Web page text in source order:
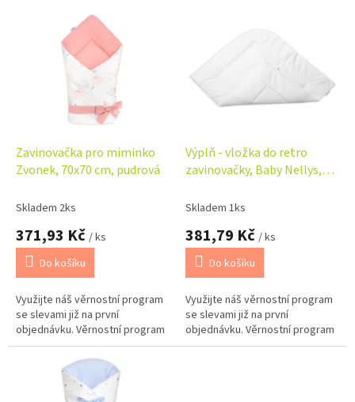
Zavinovačka pro miminko
Zvonek, 70x70 cm, pudrová
Skladem 2ks
371,93 Kč / ks
Do košíku
Využijte náš věrnostní program
se slevami již na první
objednávku. Věrnostní program
Výplň - vložka do retro
zavinovačky, Baby Nellys,
Skladem 1ks
381,79 Kč / ks
Do košíku
Využijte náš věrnostní program
se slevami již na první
objednávku. Věrnostní program